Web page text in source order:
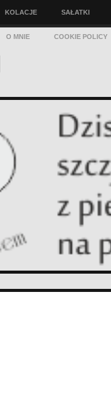
KOLACJE SAŁATKI
O MNIE COOKIE POLICY